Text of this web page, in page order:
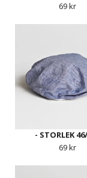
69 kr
- STORLEK
69 kr